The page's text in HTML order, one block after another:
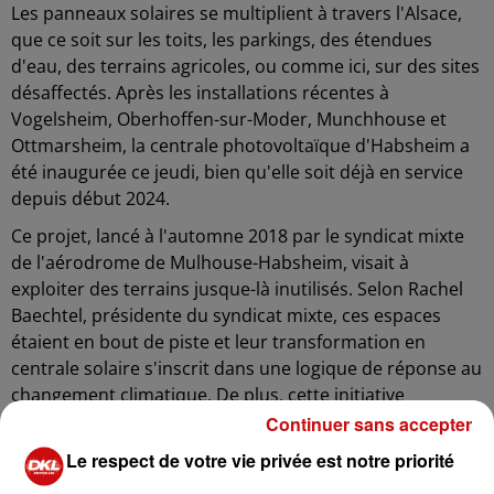
Les panneaux solaires se multiplient à travers l'Alsace,
que ce soit sur les toits, les parkings, des étendues
d'eau, des terrains agricoles, ou comme ici, sur des sites
désaffectés. Après les installations récentes à
Vogelsheim, Oberhoffen-sur-Moder, Munchhouse et
Ottmarsheim, la centrale photovoltaïque d'Habsheim a
été inaugurée ce jeudi, bien qu'elle soit déjà en service
depuis début 2024.
Ce projet, lancé à l'automne 2018 par le syndicat mixte
de l'aérodrome de Mulhouse-Habsheim, visait à
exploiter des terrains jusque-là inutilisés. Selon Rachel
Baechtel, présidente du syndicat mixte, ces espaces
étaient en bout de piste et leur transformation en
centrale solaire s'inscrit dans une logique de réponse au
changement climatique. De plus, cette initiative
générera des revenus grâce à un contrat signé avec EDF,
qui versera des loyers pour l'utilisation des terrains.
Le chantier, qui s'est déroulé pendant six mois en 2023,
Le respect de votre vie privée est notre priorité
Continuer sans accepter